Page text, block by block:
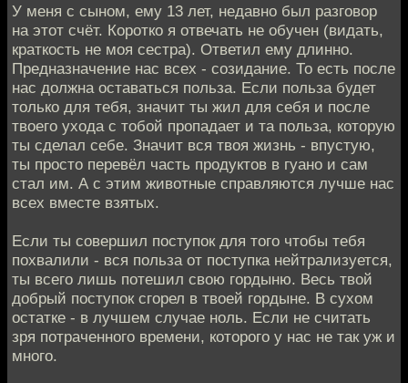
У меня с сыном, ему 13 лет, недавно был разговор
на этот счёт. Коротко я отвечать не обучен (видать,
краткость не моя сестра). Ответил ему длинно.
Предназначение нас всех - созидание. То есть после
нас должна оставаться польза. Если польза будет
только для тебя, значит ты жил для себя и после
твоего ухода с тобой пропадает и та польза, которую
ты сделал себе. Значит вся твоя жизнь - впустую,
ты просто перевёл часть продуктов в гуано и сам
стал им. А с этим животные справляются лучше нас
всех вместе взятых.
Если ты совершил поступок для того чтобы тебя
похвалили - вся польза от поступка нейтрализуется,
ты всего лишь потешил свою гордыню. Весь твой
добрый поступок сгорел в твоей гордыне. В сухом
остатке - в лучшем случае ноль. Если не считать
зря потраченного времени, которого у нас не так уж и
много.